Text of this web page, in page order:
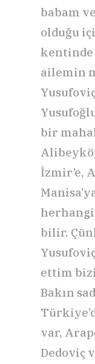
babam
olduğu
kentinde
ailemin
bir
İzmir’e,
bilir.
ettim
Bakın
var,
Dedoviç